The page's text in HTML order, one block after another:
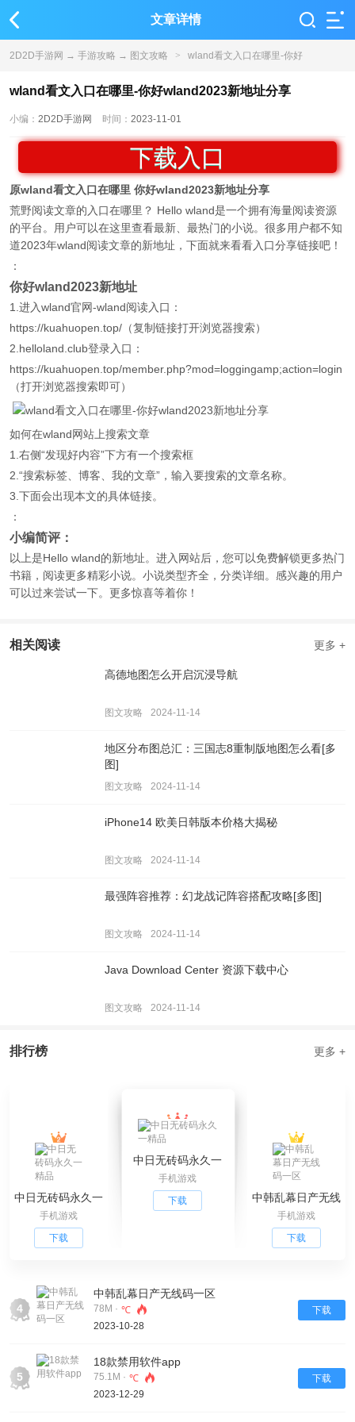
文章详情
2D2D手游网 → 手游攻略 → 图文攻略 > wland看文入口在哪里-你好
wland2023新地址分享
wland看文入口在哪里-你好wland2023新地址分享
小编： 2D2D手游网 时间： 2023-11-01
下载入口
原wland看文入口在哪里 你好wland2023新地址分享
荒野阅读文章的入口在哪里？ Hello wland是一个拥有海量阅读资源
的平台。用户可以在这里查看最新、最热门的小说。很多用户都不知
道2023年wland阅读文章的新地址，下面就来看看入口分享链接吧！
：
你好wland2023新地址
1.进入wland官网-wland阅读入口：
https://kuahuopen.top/（复制链接打开浏览器搜索）
2.helloland.club登录入口：
https://kuahuopen.top/member.php?mod=loggingamp;action=login
（打开浏览器搜索即可）
如何在wland网站上搜索文章
1.右侧“发现好内容”下方有一个搜索框
2.“搜索标签、博客、我的文章”，输入要搜索的文章名称。
3.下面会出现本文的具体链接。
：
小编简评：
以上是Hello wland的新地址。进入网站后，您可以免费解锁更多热门
书籍，阅读更多精彩小说。小说类型齐全，分类详细。感兴趣的用户
可以过来尝试一下。更多惊喜等着你！
相关阅读 更多 +
高德地图怎么开启沉浸导航
图文攻略 2024-11-14
地区分布图总汇：三国志8重制版地图怎么看[多
图]
图文攻略 2024-11-14
iPhone14 欧美日韩版本价格大揭秘
图文攻略 2024-11-14
最强阵容推荐：幻龙战记阵容搭配攻略[多图]
图文攻略 2024-11-14
Java Download Center 资源下载中心
图文攻略 2024-11-14
排行榜 更多 +
中日无砖码永久一
精品
手机游戏
下载
中日无砖码永久一
精品
手机游戏
下载
中韩乱幕日产无线
码一区
手机游戏
下载
4
中韩乱幕日产无线码一区
78M · ℃
2023-10-28
下载
5
18款禁用软件app
75.1M · ℃
2023-12-29
下载